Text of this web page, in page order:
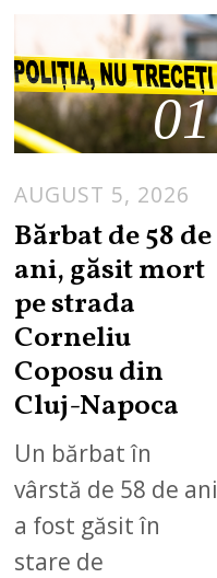
01
AUGUST 5, 2026
Bărbat de 58 de
ani, găsit mort
pe strada
Corneliu
Coposu din
Cluj-Napoca
Un bărbat în
vârstă de 58 de ani
a fost găsit în
stare de